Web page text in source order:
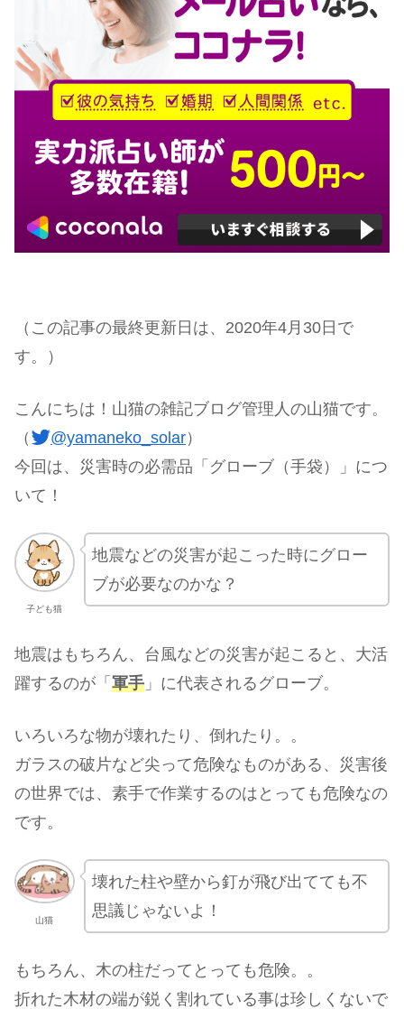
（この記事の最終更新日は、2020年4月30日で
す。）
こんにちは！山猫の雑記ブログ管理人の山猫です。
（
@yamaneko_solar）
今回は、災害時の必需品「グローブ（手袋）」につ
いて！
子ども猫
地震などの災害が起こった時にグロー
ブが必要なのかな？
地震はもちろん、台風などの災害が起こると、大活
躍するのが「 軍手 」に代表されるグローブ。
いろいろな物が壊れたり、倒れたり。。
ガラスの破片など尖って危険なものがある、災害後
の世界では、素手で作業するのはとっても危険なの
です。
山猫
壊れた柱や壁から釘が飛び出てても不
思議じゃないよ！
もちろん、木の柱だってとっても危険。。
折れた木材の端が鋭く割れている事は珍しくないで